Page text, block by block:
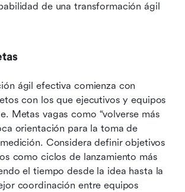
de una transformación ágil
ágil efectiva comienza con
con los que ejecutivos y equipos
Metas vagas como “volverse más
orientación para la toma de
Considera definir objetivos
como ciclos de lanzamiento más
el tiempo desde la idea hasta la
coordinación entre equipos